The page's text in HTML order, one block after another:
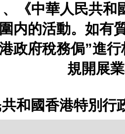
《中華人民共和
内的活動。如有
政府稅務侷”進
規開展
和國香港特別行